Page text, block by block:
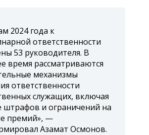
2024 года к
ответственности
53 руководителя. В
время рассматриваются
механизмы
ответственности
служащих, включая
штрафов и ограничений на
премий», —
Азамат Осмонов.